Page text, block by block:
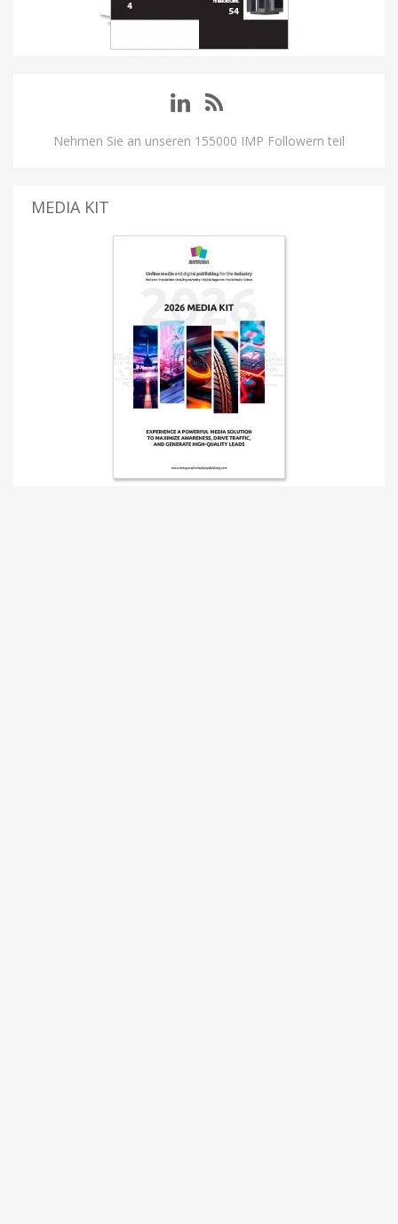
Nehmen Sie an unseren 155000 IMP Followern teil
MEDIA KIT